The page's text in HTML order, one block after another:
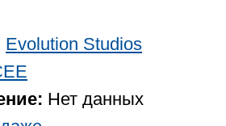
Evolution Studios
Нет данных